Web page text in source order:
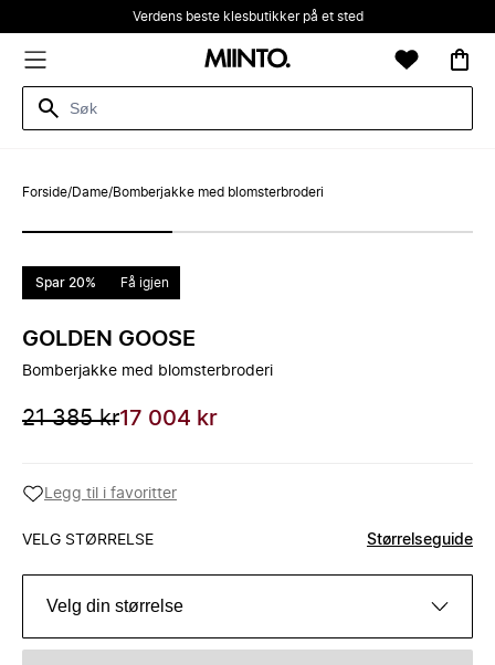
Verdens beste klesbutikker på et sted
Forside/Dame/Bomberjakke med blomsterbroderi
Spar 20% Få igjen
GOLDEN GOOSE
Bomberjakke med blomsterbroderi
21 385 kr17 004 kr
Legg til i favoritter
VELG STØRRELSE Størrelseguide
Velg din størrelse